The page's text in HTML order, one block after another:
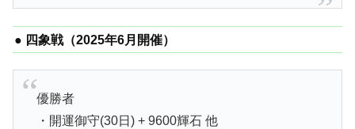
● 四象戦（2025年6月開催）
優勝者
・開運御守(30日) + 9600輝石 他